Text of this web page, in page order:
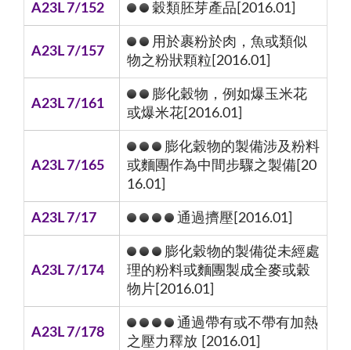
A23L 7/152 穀類胚芽產品[2016.01]
A23L 7/157
用於裹粉於肉，魚或類似
物之粉狀顆粒[2016.01]
A23L 7/161
膨化穀物，例如爆玉米花
或爆米花[2016.01]
A23L 7/165
膨化穀物的製備涉及粉料
或麵團作為中間步驟之製備[20
16.01]
A23L 7/17 通過擠壓[2016.01]
A23L 7/174
膨化穀物的製備從未經處
理的粉料或麵團製成全麥或穀
物片[2016.01]
A23L 7/178
通過帶有或不帶有加熱
之壓力釋放 [2016.01]